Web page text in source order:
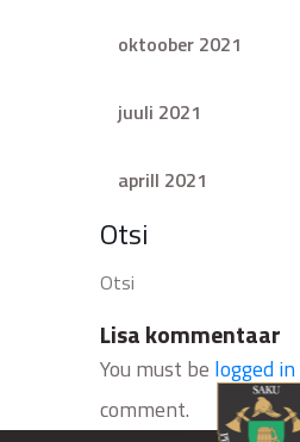
oktoober 2021
juuli 2021
aprill 2021
Otsi
Lisa kommentaar
You must be logged in
comment.